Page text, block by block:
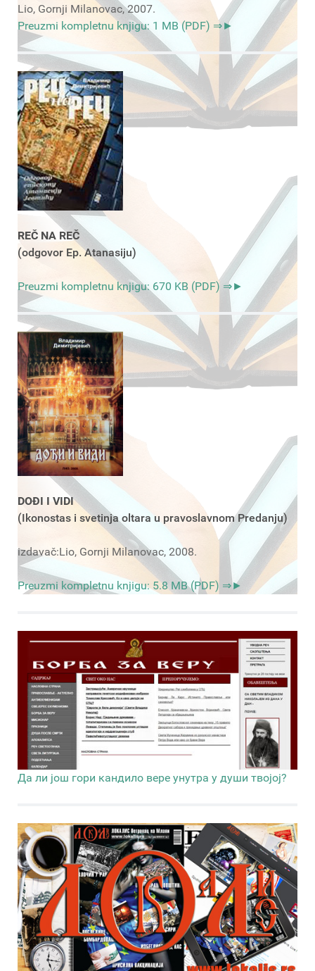
Lio, Gornji Milanovac, 2007.
Preuzmi kompletnu knjigu: 1 MB (PDF) ⇒►
REČ NA REČ
(odgovor Ep. Atanasiju)
Preuzmi kompletnu knjigu: 670 KB (PDF) ⇒►
DOĐI I VIDI
(Ikonostas i svetinja oltara u pravoslavnom Predanju)
izdavač:Lio, Gornji Milanovac, 2008.
Preuzmi kompletnu knjigu: 5.8 MB (PDF) ⇒►
Да ли још гори кандило вере унутра у души твојој?